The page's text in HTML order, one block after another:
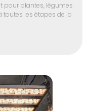
pour plantes, légumes
toutes les étapes de la